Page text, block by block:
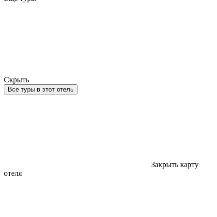
Скрыть
Все туры в этот отель
Закрыть карту
отеля